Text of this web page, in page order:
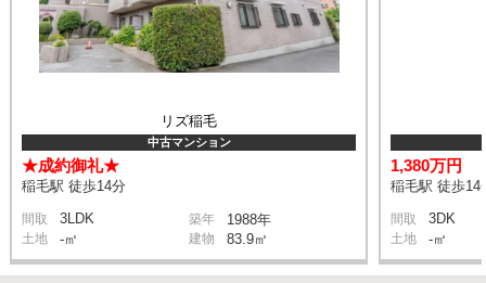
リズ稲毛
中古マンション
★成約御礼★
稲毛駅 徒歩14分
間取 3LDK 築年 1988年
土地 -㎡ 建物 83.9㎡
1,380万円
稲毛駅 徒歩14
間取 3DK
土地 -㎡